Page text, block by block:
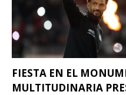
FIESTA EN EL
MULTITUDINARIA